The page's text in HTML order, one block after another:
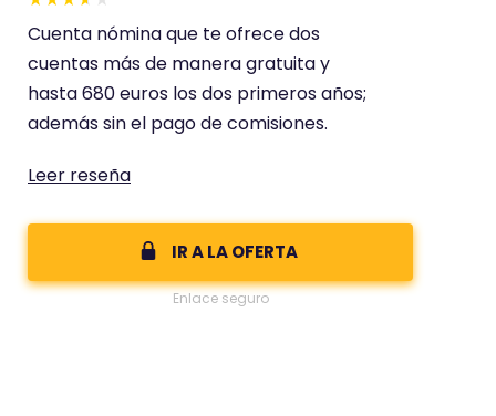
E
s
t
e
c
o
e
t
Cuenta nómina que te ofrece dos
cuentas más de manera gratuita y
hasta 680 euros los dos primeros años;
además sin el pago de comisiones.
Leer reseña
IR A LA OFERTA
Enlace seguro